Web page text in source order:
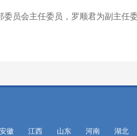
员会主任委员，罗顺君为副主任
安徽 江西 山东 河南 湖北